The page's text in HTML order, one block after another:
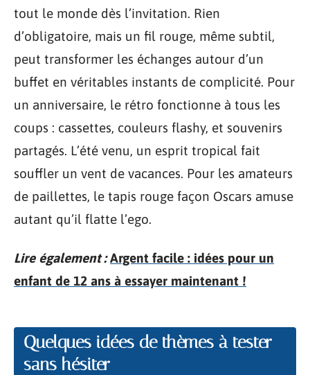
tout le monde dès l’invitation. Rien
d’obligatoire, mais un fil rouge, même subtil,
peut transformer les échanges autour d’un
buffet en véritables instants de complicité. Pour
un anniversaire, le rétro fonctionne à tous les
coups : cassettes, couleurs flashy, et souvenirs
partagés. L’été venu, un esprit tropical fait
souffler un vent de vacances. Pour les amateurs
de paillettes, le tapis rouge façon Oscars amuse
autant qu’il flatte l’ego.
Lire également : Argent facile : idées pour un
enfant de 12 ans à essayer maintenant !
Quelques idées de thèmes à tester
sans hésiter